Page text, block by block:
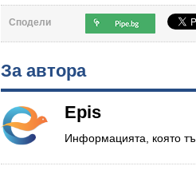
Сподели
За автора
Epis
Информацията, която